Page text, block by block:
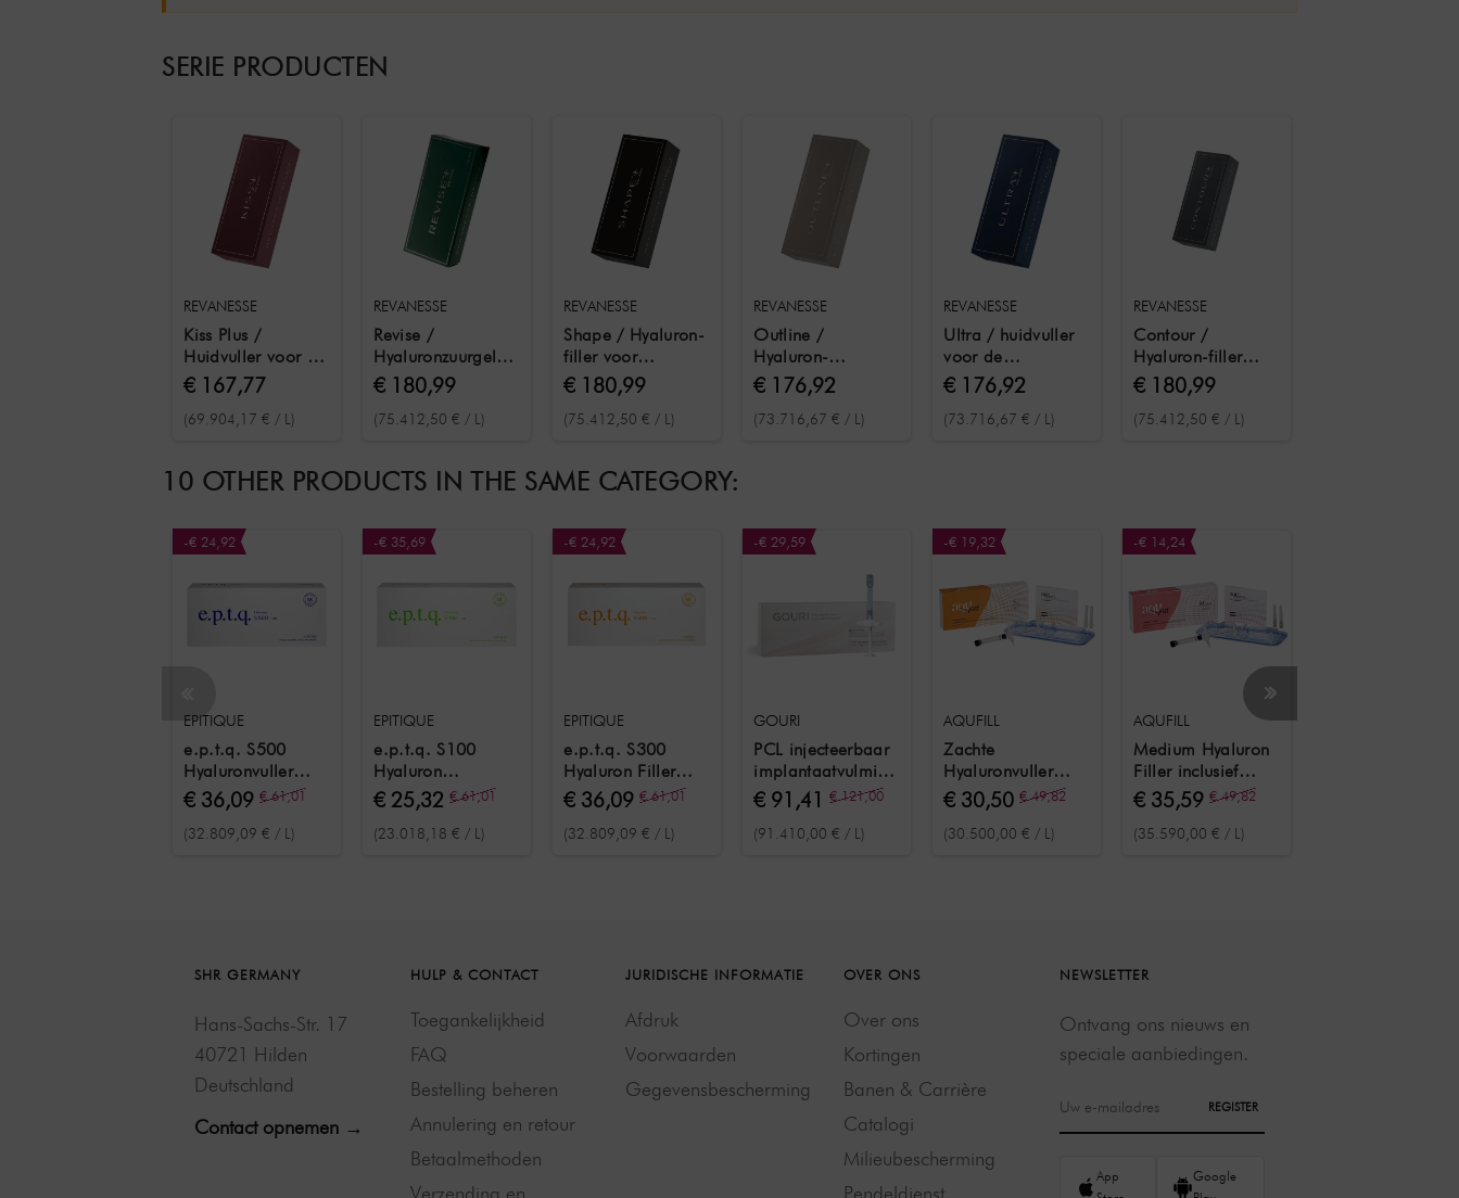
SERIE PRODUCTEN
REVANESSE
Kiss Plus /
Huidvuller voor het
vergroten van het
volume rond de
lippen 2x 1,2 ml
€ 167,77
(69.904,17 € / L)
REVANESSE
Revise /
Hyaluronzuurgel
voor de
behandeling van
donkere kringen
€ 180,99
(75.412,50 € / L)
REVANESSE
Shape / Hyaluron-
filler voor
diepgaand
volume,
gezichtsmodellering
van diepe rimpels
2x 1,2 ml
€ 180,99
(75.412,50 € / L)
REVANESSE
Outline /
Hyaluron-
dermalfiller voor
strakke lippen en
gelaatstrekken 2x
€ 176,92
(73.716,67 € / L)
REVANESSE
Ultra / huidvuller
voor de
behandeling van
diepe,
uitgesproken lijnen
€ 176,92
(73.716,67 € / L)
REVANESSE
Contour /
Hyaluron-filler
voor het contouren
en modelleren van
het gezicht 2x 1,2
€ 180,99
(75.412,50 € / L)
10 OTHER PRODUCTS IN THE SAME CATEGORY:
-€ 24,92
EPITIQUE
e.p.t.q. S500
Hyaluronvuller
blauw 1,1 ml
€ 36,09 € 61,01
(32.809,09 € / L)
-€ 35,69
EPITIQUE
e.p.t.q. S100
Hyaluron
Vulmiddel Groen
1.1 ml
€ 25,32 € 61,01
(23.018,18 € / L)
-€ 24,92
EPITIQUE
e.p.t.q. S300
Hyaluron Filler
Orange 1,1 ml
€ 36,09 € 61,01
(32.809,09 € / L)
-€ 29,59
GOURI
PCL injecteerbaar
implantaatvulmiddel
1 ml
€ 91,41 € 121,00
(91.410,00 € / L)
-€ 19,32
AQUFILL
Zachte
Hyaluronvuller
inclusief
voorgevulde spuit
1 ml
€ 30,50 € 49,82
(30.500,00 € / L)
-€ 14,24
AQUFILL
Medium Hyaluron
Filler inclusief
voorgevulde spuit
1 ml
€ 35,59 € 49,82
(35.590,00 € / L)
SHR GERMANY
Hans-Sachs-Str. 17
40721 Hilden
Deutschland
Contact opnemen →
HULP & CONTACT
Toegankelijkheid
FAQ
Bestelling beheren
Annulering en retour
Betaalmethoden
Verzending en
JURIDISCHE INFORMATIE
Afdruk
Voorwaarden
Gegevensbescherming
OVER ONS
Over ons
Kortingen
Banen & Carrière
Catalogi
Milieubescherming
Pendeldienst
NEWSLETTER
Ontvang ons nieuws en
speciale aanbiedingen.
REGISTER
App
Google